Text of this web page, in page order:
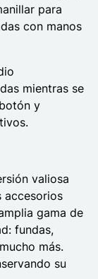
para
con manos
mientras se
y
valiosa
accesorios
gama de
fundas,
más.
su